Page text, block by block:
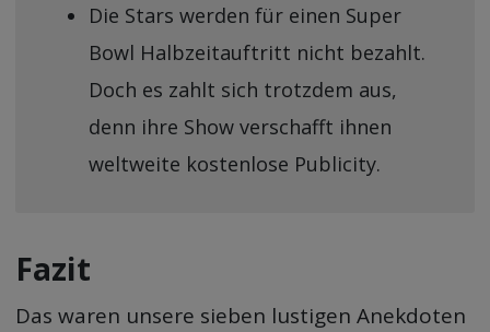
Die Stars werden für einen Super
Bowl Halbzeitauftritt nicht bezahlt.
Doch es zahlt sich trotzdem aus,
denn ihre Show verschafft ihnen
weltweite kostenlose Publicity.
Fazit
Das waren unsere sieben lustigen Anekdoten